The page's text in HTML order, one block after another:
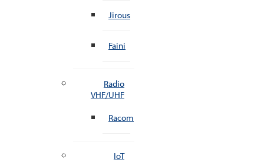
Jirous
Faini
Radio
VHF/UHF
Racom
IoT